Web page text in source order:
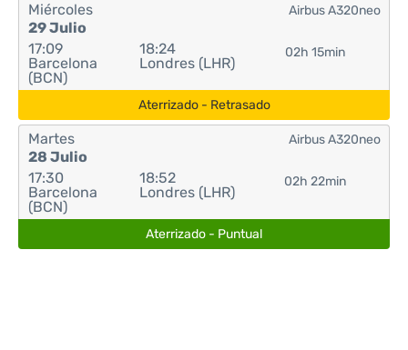
Miércoles
29 Julio
17:09
Barcelona
(BCN)
18:24
Londres (LHR)
02h 15min
Airbus A320neo
Aterrizado - Retrasado
Martes
28 Julio
17:30
Barcelona
(BCN)
18:52
Londres (LHR)
02h 22min
Airbus A320neo
Aterrizado - Puntual